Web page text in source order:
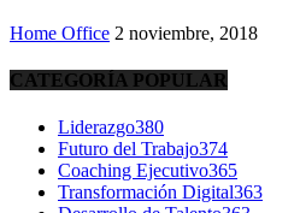
Home Office 2 noviembre, 2018
CATEGORÍA POPULAR
Liderazgo380
Futuro del Trabajo374
Coaching Ejecutivo365
Transformación Digital363